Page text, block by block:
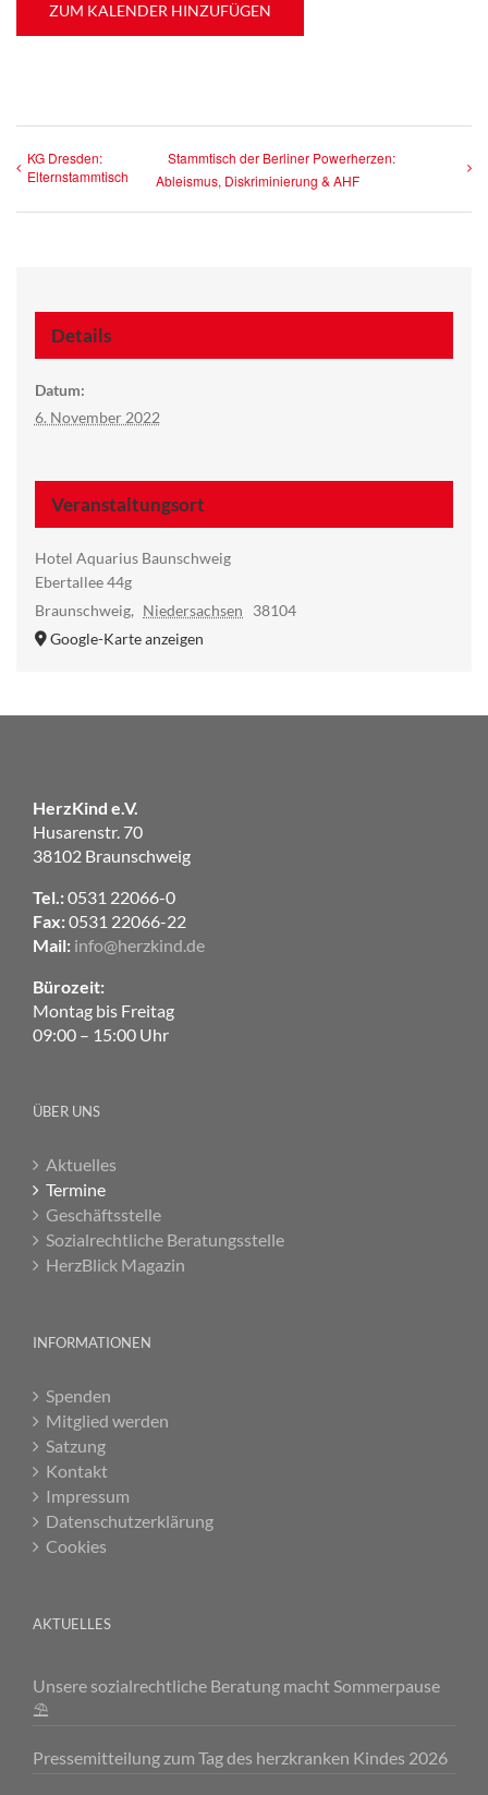
ZUM KALENDER HINZUFÜGEN
KG Dresden:
Elternstammtisch
Stammtisch der Berliner Powerherzen:
Ableismus, Diskriminierung & AHF
Details
Datum:
6. November 2022
Veranstaltungsort
Hotel Aquarius Baunschweig
Ebertallee 44g
Braunschweig, Niedersachsen
38104
Google-Karte anzeigen
HerzKind e.V.
Husarenstr. 70
38102 Braunschweig
Tel.:0531 22066-0
Fax:0531 22066-22
Mail: info@herzkind.de
Bürozeit:
Montag bis Freitag
09:00 – 15:00 Uhr
ÜBER UNS
Aktuelles
Termine
Geschäftsstelle
Sozialrechtliche Beratungsstelle
HerzBlick Magazin
INFORMATIONEN
Spenden
Mitglied werden
Satzung
Kontakt
Impressum
Datenschutzerklärung
Cookies
AKTUELLES
Unsere sozialrechtliche Beratung macht Sommerpause
⛱️
Pressemitteilung zum Tag des herzkranken Kindes 2026